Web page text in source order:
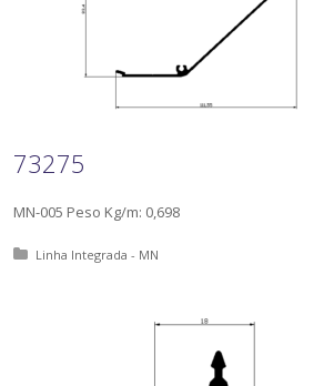
73275
MN-005 Peso Kg/m: 0,698
Posted in:
Linha Integrada - MN